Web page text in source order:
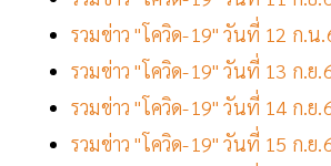
รวมข่าว "โควิด-19" วันที่ 12 ก.น
รวมข่าว "โควิด-19" วันที่ 13 ก.ย
รวมข่าว "โควิด-19" วันที่ 14 ก.ย
รวมข่าว "โควิด-19" วันที่ 15 ก.ย